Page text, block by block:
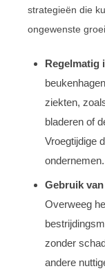
strategieën die
ongewenste
Regelmatig
ziekten,
bladeren of
Vroegtijdige
ondernemen.
Gebruik
Overweeg
zonder
andere